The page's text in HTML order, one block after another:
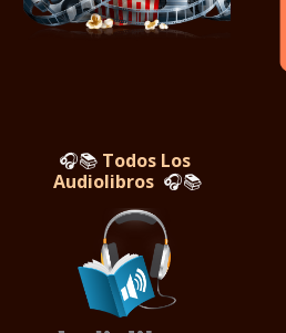
🎧📚 Todos Los
Audiolibros 🎧📚